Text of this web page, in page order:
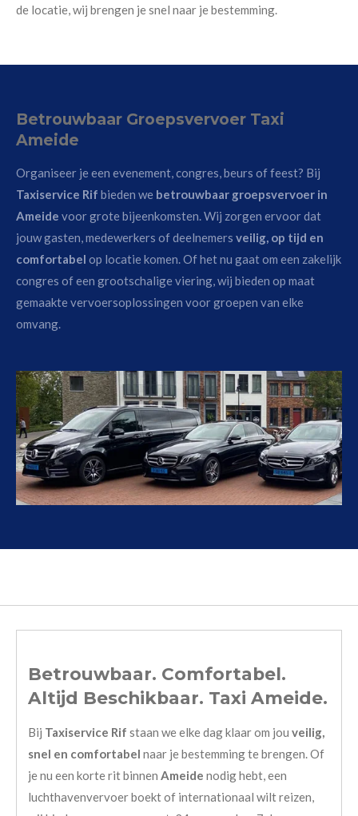
de locatie, wij brengen je snel naar je bestemming.
Betrouwbaar Groepsvervoer Taxi
Ameide
Organiseer je een evenement, congres, beurs of feest? Bij
Taxiservice Rif bieden we betrouwbaar groepsvervoer in
Ameide voor grote bijeenkomsten. Wij zorgen ervoor dat
jouw gasten, medewerkers of deelnemers veilig, op tijd en
comfortabel op locatie komen. Of het nu gaat om een zakelijk
congres of een grootschalige viering, wij bieden op maat
gemaakte vervoersoplossingen voor groepen van elke
omvang.
Betrouwbaar. Comfortabel.
Altijd Beschikbaar. Taxi Ameide.
Bij Taxiservice Rif staan we elke dag klaar om jou veilig,
snel en comfortabel naar je bestemming te brengen. Of
je nu een korte rit binnen Ameide nodig hebt, een
luchthavenvervoer boekt of internationaal wilt reizen,